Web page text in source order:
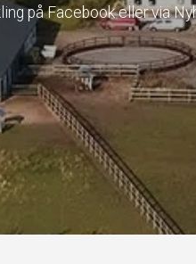
på Facebook eller via